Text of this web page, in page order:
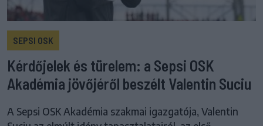
SEPSI OSK
Kérdőjelek és türelem: a Sepsi OSK
Akadémia jövőjéről beszélt Valentin Suciu
A Sepsi OSK Akadémia szakmai igazgatója, Valentin